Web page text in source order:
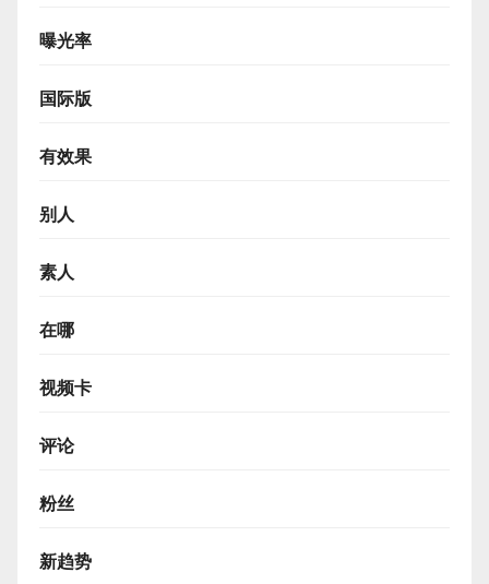
曝光率
国际版
有效果
别人
素人
在哪
视频卡
评论
粉丝
新趋势